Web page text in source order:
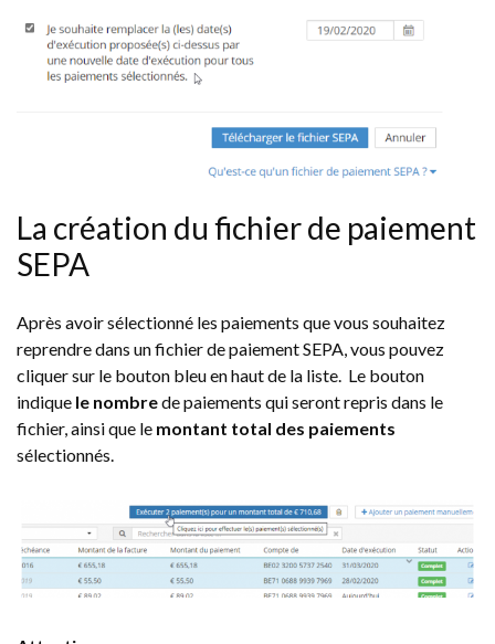
La création du fichier de paiement
SEPA
Après avoir sélectionné les paiements que vous souhaitez
reprendre dans un fichier de paiement SEPA, vous pouvez
cliquer sur le bouton bleu en haut de la liste. Le bouton
indique le nombrede paiements qui seront repris dans le
fichier, ainsi que le montant total des paiements
sélectionnés.